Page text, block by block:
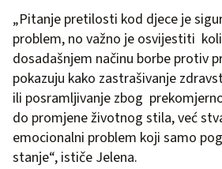
„Pitanje pretilosti kod djece je
problem, no važno je osvijestiti
dosadašnjem načinu borbe protiv
pokazuju kako zastrašivanje
ili posramljivanje zbog
do promjene životnog stila, već
emocionalni problem koji samo
stanje“, ističe Jelena.